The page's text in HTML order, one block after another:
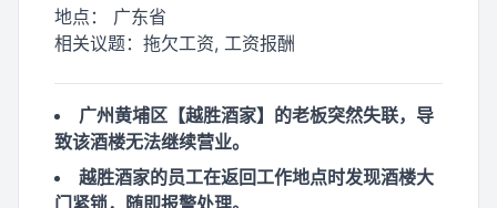
地点： 广东省
相关议题： 拖欠工资, 工资报酬
广州黄埔区【越胜酒家】的老板突然失联，导
致该酒楼无法继续营业。
越胜酒家的员工在返回工作地点时发现酒楼大
门紧锁，随即报警处理。